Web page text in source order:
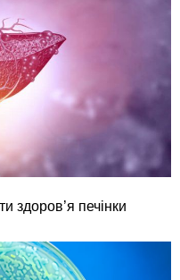
здоров’я печінки